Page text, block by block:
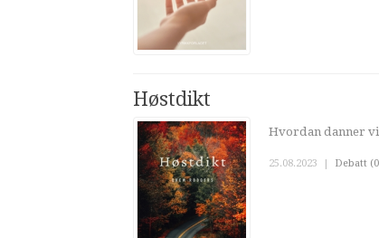
Høstdikt
Hvordan danner vi
25.08.2023 | Debatt